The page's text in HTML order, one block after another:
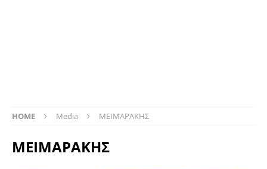
HOME Media ΜΕΙΜΑΡΑΚΗΣ
ΜΕΙΜΑΡΑΚΗΣ